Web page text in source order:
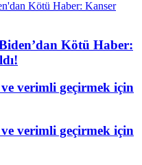
Kötü Haber:
verimli geçirmek için
verimli geçirmek için